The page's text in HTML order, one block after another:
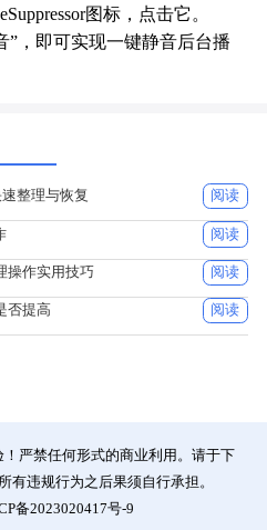
图标，点击它。
”，即可实现一键静音后台播
整理与恢复 阅读
阅读
操作实用技巧 阅读
否提高 阅读
严禁任何形式的商业利用。请于下
有违规行为之后果须自行承担。
备2023020417号-9